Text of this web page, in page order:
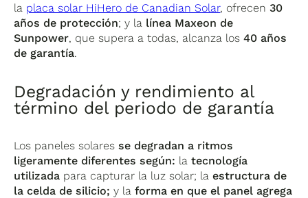
la placa solar HiHero de Canadian Solar, ofrecen30
años de protección; y la línea Maxeon de
Sunpower, que supera a todas, alcanza los40 años
de garantía.
Degradación y rendimiento al
término del periodo de garantía
Los paneles solaresse degradan a ritmos
ligeramente diferentes según: la tecnología
utilizada para capturar la luz solar; laestructura de
la celda de silicio; y laforma en que el panel agrega